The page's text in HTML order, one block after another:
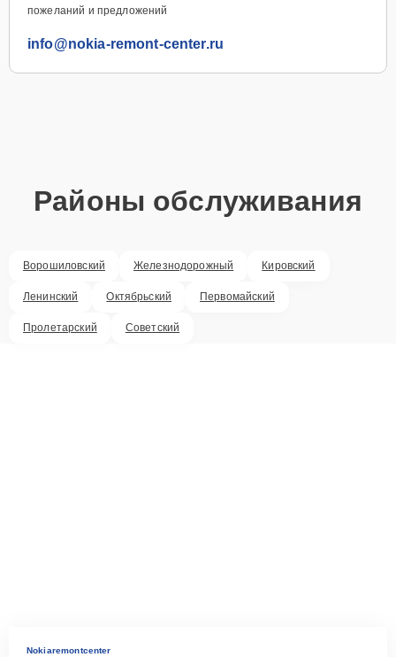
пожеланий и предложений
info@nokia-remont-center.ru
Районы обслуживания
Ворошиловский Железнодорожный Кировский
Ленинский Октябрьский Первомайский
Пролетарский Советский
Nokiaremontcenter